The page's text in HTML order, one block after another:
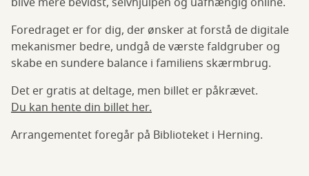
Foredraget er for dig, der ønsker at forstå de digitale
mekanismer bedre, undgå de værste faldgruber og
skabe en sundere balance i familiens skærmbrug.
Det er gratis at deltage, men billet er påkrævet.
Du kan hente din billet her.
Arrangementet foregår på Biblioteket i Herning.